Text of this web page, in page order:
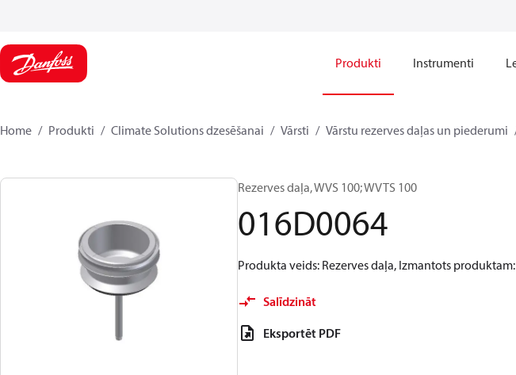
Produkti Instrumenti
Home Produkti Climate Solutions dzesēšanai Vārsti Vārstu rezerves daļas un piederumi
Rezerves daļa, WVS 100; WVTS 100
016D0064
Produkta veids: Rezerves daļa, Izmantots
Salīdzināt
Eksportēt PDF